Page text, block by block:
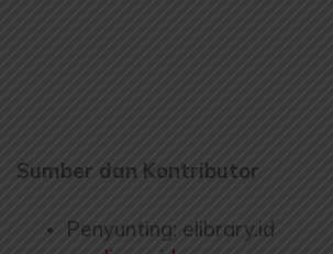
Sumber dan Kontributor
Penyunting: elibrary.id